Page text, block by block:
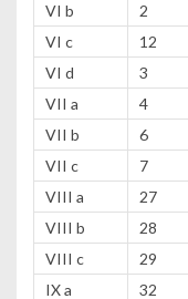
VI b
2
VI c
12
VI d
3
VII a
4
VII b
6
VII c
7
VIII a
27
VIII b
28
VIII c
29
IX a
32